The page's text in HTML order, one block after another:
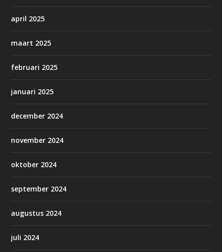
april 2025
maart 2025
februari 2025
januari 2025
december 2024
november 2024
oktober 2024
september 2024
augustus 2024
juli 2024